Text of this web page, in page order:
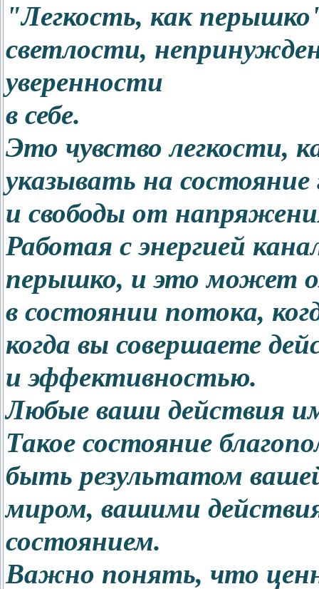
"Легкость, как
светлости,
уверенности
в себе.
Это чувство легкости,
указывать на
и свободы от
Работая с энергией
перышко, и это может
в состоянии потока,
когда вы совершаете
и эффективностью.
Любые ваши действия
Такое состояние
быть результатом
миром, вашими
состоянием.
Важно понять, что